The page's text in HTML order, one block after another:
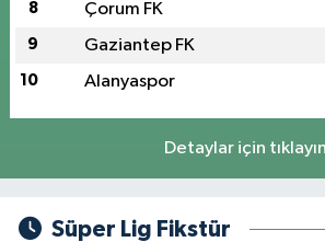
8 Çorum FK
9 Gaziantep FK
10 Alanyaspor
Detaylar için tıklayın
Süper Lig Fikstür